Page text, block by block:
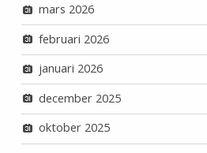
mars 2026
februari 2026
januari 2026
december 2025
oktober 2025